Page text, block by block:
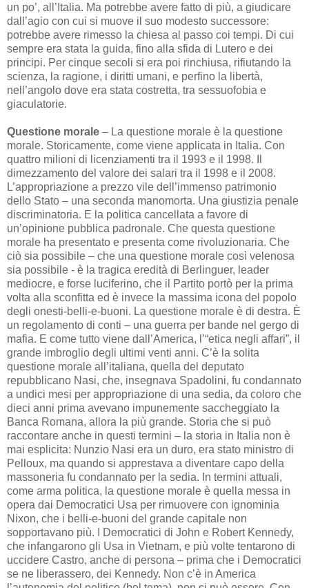
un po’, all’Italia. Ma potrebbe avere fatto di più, a giudicare
dall’agio con cui si muove il suo modesto successore:
potrebbe avere rimesso la chiesa al passo coi tempi. Di cui
sempre era stata la guida, fino alla sfida di Lutero e dei
principi. Per cinque secoli si era poi rinchiusa, rifiutando la
scienza, la ragione, i diritti umani, e perfino la libertà,
nell’angolo dove era stata costretta, tra sessuofobia e
giaculatorie.
Questione morale – La questione morale è la questione
morale. Storicamente, come viene applicata in Italia. Con
quattro milioni di licenziamenti tra il 1993 e il 1998. Il
dimezzamento del valore dei salari tra il 1998 e il 2008.
L’appropriazione a prezzo vile dell’immenso patrimonio
dello Stato – una seconda manomorta. Una giustizia penale
discriminatoria. E la politica cancellata a favore di
un’opinione pubblica padronale. Che questa questione
morale ha presentato e presenta come rivoluzionaria. Che
ciò sia possibile – che una questione morale così velenosa
sia possibile - è la tragica eredità di Berlinguer, leader
mediocre, e forse luciferino, che il Partito portò per la prima
volta alla sconfitta ed è invece la massima icona del popolo
degli onesti-belli-e-buoni. La questione morale è di destra. È
un regolamento di conti – una guerra per bande nel gergo di
mafia. E come tutto viene dall’America, l’“etica negli affari”, il
grande imbroglio degli ultimi venti anni. C’è la solita
questione morale all’italiana, quella del deputato
repubblicano Nasi, che, insegnava Spadolini, fu condannato
a undici mesi per appropriazione di una sedia, da coloro che
dieci anni prima avevano impunemente saccheggiato la
Banca Romana, allora la più grande. Storia che si può
raccontare anche in questi termini – la storia in Italia non è
mai esplicita: Nunzio Nasi era un duro, era stato ministro di
Pelloux, ma quando si apprestava a diventare capo della
massoneria fu condannato per la sedia. In termini attuali,
come arma politica, la questione morale è quella messa in
opera dai Democratici Usa per rimuovere con ignominia
Nixon, che i belli-e-buoni del grande capitale non
sopportavano più. I Democratici di John e Robert Kennedy,
che infangarono gli Usa in Vietnam, e più volte tentarono di
uccidere Castro, anche di persona – prima che i Democratici
se ne liberassero, dei Kennedy. Non c’è in America